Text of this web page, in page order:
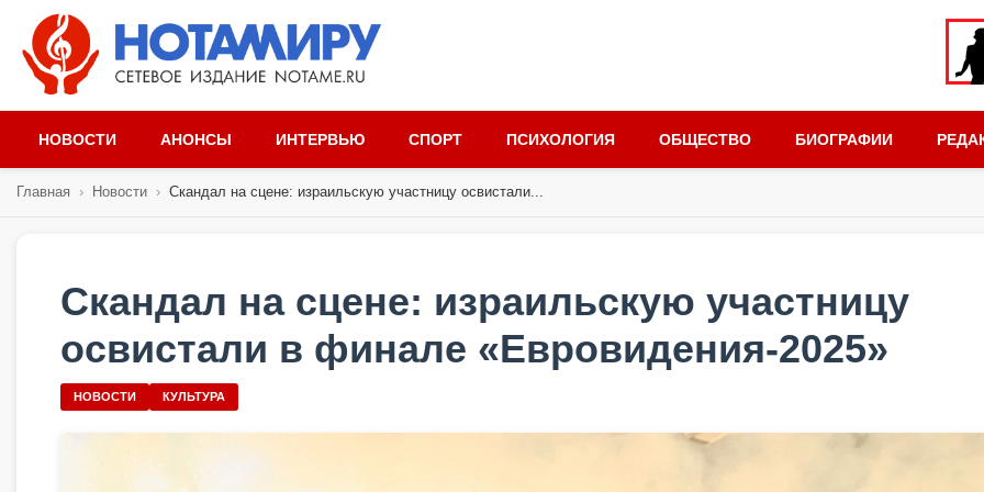
НОВОСТИ АНОНСЫ ИНТЕРВЬЮ СПОРТ ПСИХОЛОГИЯ ОБЩЕСТВО БИОГРАФИИ
Главная › Новости › Скандал на сцене: израильскую участницу освистали...
Скандал на сцене: израильскую участницу
освистали в финале «Евровидения-2025»
НОВОСТИ КУЛЬТУРА